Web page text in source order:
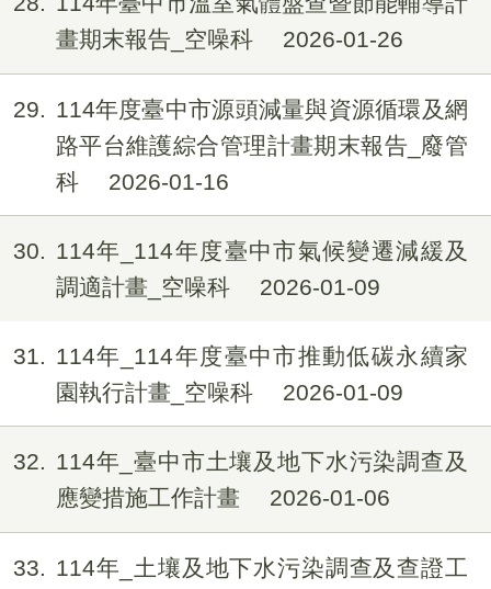
畫期末報告_空噪科
2026-01-26
29
114年度臺中市源頭減量與資源循環及網
路平台維護綜合管理計畫期末報告_廢管
科
2026-01-16
30
114年_114年度臺中市氣候變遷減緩及
調適計畫_空噪科
2026-01-09
31
114年_114年度臺中市推動低碳永續家
園執行計畫_空噪科
2026-01-09
32
114年_臺中市土壤及地下水污染調查及
應變措施工作計畫
2026-01-06
33
114年_土壤及地下水污染調查及查證工